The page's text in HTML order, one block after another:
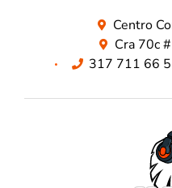
Centro
Cra 70c
317 711 66